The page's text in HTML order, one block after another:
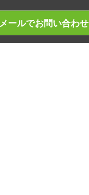
メールでお問い合わせ